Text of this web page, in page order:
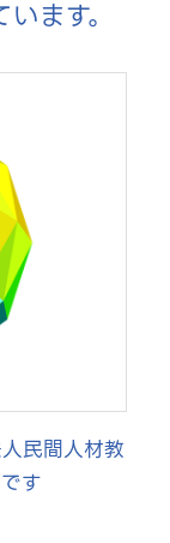
ます。
民間人材教
す